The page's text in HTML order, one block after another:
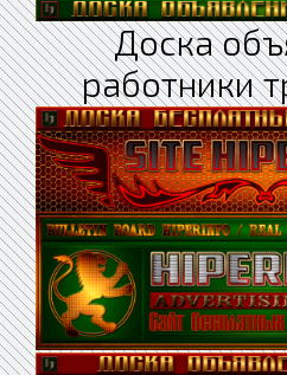
Доска
работники